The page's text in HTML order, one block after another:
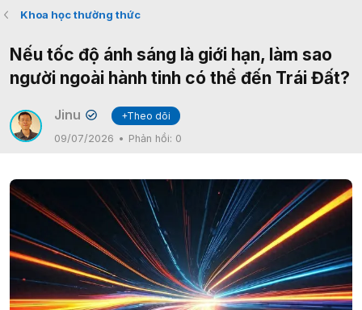
Khoa học thường thức
Nếu tốc độ ánh sáng là giới hạn, làm sao
người ngoài hành tinh có thể đến Trái Đất?
Jinu ✔
+Theo dõi
09/07/2026
Phản hồi: 0